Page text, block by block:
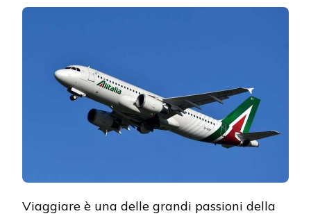
STRESS
Viaggiare è una delle grandi passioni della